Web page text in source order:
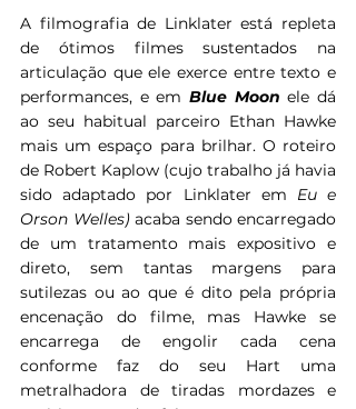
A filmografia de Linklater está repleta
de ótimos filmes sustentados na
articulação que ele exerce entre texto e
performances, e em Blue Moon ele dá
ao seu habitual parceiro Ethan Hawke
mais um espaço para brilhar. O roteiro
de Robert Kaplow (cujo trabalho já havia
sido adaptado por Linklater em Eu e
Orson Welles) acaba sendo encarregado
de um tratamento mais expositivo e
direto, sem tantas margens para
sutilezas ou ao que é dito pela própria
encenação do filme, mas Hawke se
encarrega de engolir cada cena
conforme faz do seu Hart uma
metralhadora de tiradas mordazes e